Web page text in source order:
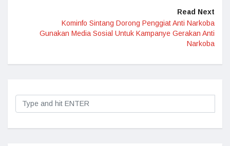
Read Next
Kominfo Sintang Dorong Penggiat Anti Narkoba
Gunakan Media Sosial Untuk Kampanye Gerakan Anti
Narkoba